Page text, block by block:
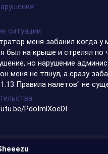
ситуации
меня забанил когда у
был на крыше и стрелял по
но нарушение
меня не тпнул, а сразу
Правила налетов" не
PdoImlXoeDI